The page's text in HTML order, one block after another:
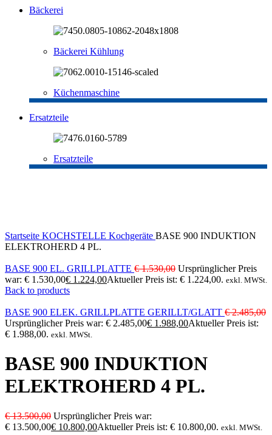
Bäckerei
Bäckerei Kühlung
Küchenmaschine
Ersatzteile
Ersatzteile
Startseite KOCHSTELLE Kochgeräte BASE 900 INDUKTION
ELEKTROHERD 4 PL.
BASE 900 EL. GRILLPLATTE €1.530,00 Ursprünglicher Preis
war: € 1.530,00€ 1.224,00Aktueller Preis ist: € 1.224,00. exkl. MWSt.
Back to products
BASE 900 ELEK. GRILLPLATTE GERILLT/GLATT €2.485,00
Ursprünglicher Preis war: € 2.485,00€ 1.988,00Aktueller Preis ist:
€ 1.988,00. exkl. MWSt.
BASE 900 INDUKTION
ELEKTROHERD 4 PL.
€13.500,00 Ursprünglicher Preis war:
€ 13.500,00€ 10.800,00Aktueller Preis ist: € 10.800,00. exkl. MWSt.